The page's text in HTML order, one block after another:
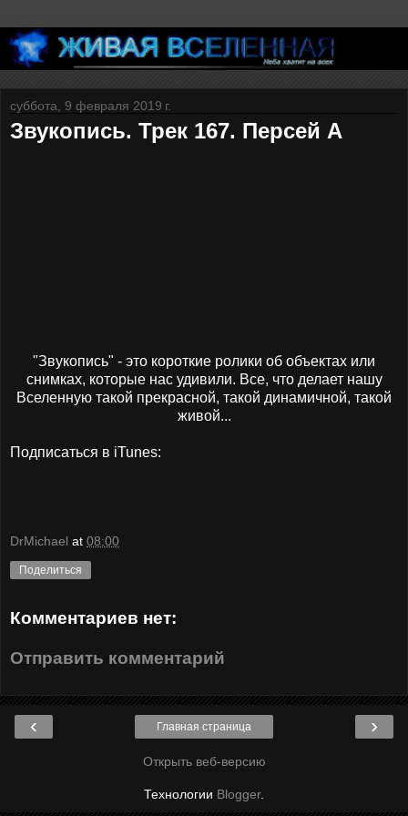
суббота, 9 февраля 2019 г.
Звукопись. Трек 167. Персей А
"Звукопись" - это короткие ролики об объектах или
снимках, которые нас удивили. Все, что делает нашу
Вселенную такой прекрасной, такой динамичной, такой
живой...
Подписаться в iTunes:
DrMichael at 08:00
Поделиться
Комментариев нет:
Отправить комментарий
‹ ›
Главная страница
Открыть веб-версию
Технологии Blogger.